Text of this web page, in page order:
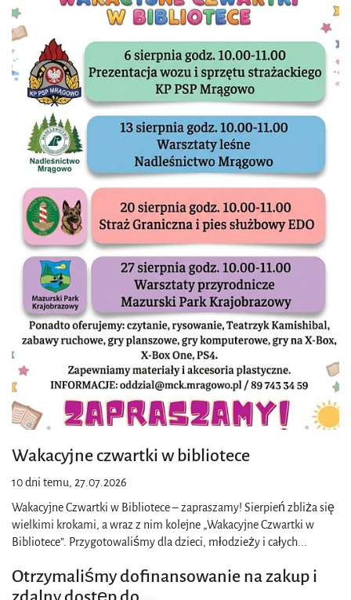
Wakacyjne czwartki w bibliotece
10 dni temu, 27.07.2026
Wakacyjne Czwartki w Bibliotece – zapraszamy! Sierpień zbliża się
wielkimi krokami, a wraz z nim kolejne „Wakacyjne Czwartki w
Bibliotece”. Przygotowaliśmy dla dzieci, młodzieży i całych...
Otrzymaliśmy dofinansowanie na zakup i